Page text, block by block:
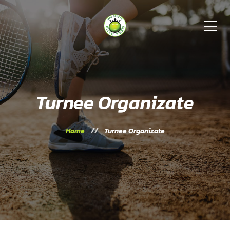
Turnee Organizate
Home Turnee Organizate